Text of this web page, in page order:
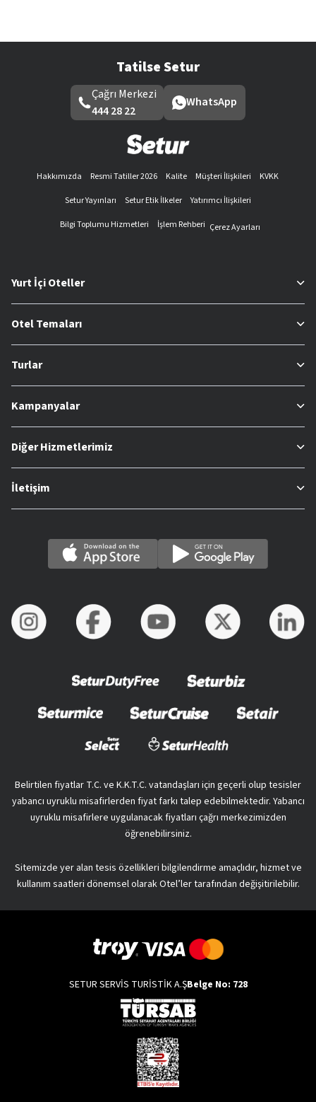
Tatilse Setur
Çağrı Merkezi
444 28 22
WhatsApp
Hakkımızda Resmi Tatiller 2026 Kalite Müşteri İlişkileri
KVKK
Setur Yayınları
Setur Etik İlkeler
Yatırımcı İlişkileri
Bilgi Toplumu Hizmetleri
İşlem Rehberi Çerez Ayarları
Yurt İçi Oteller
Otel Temaları
Turlar
Kampanyalar
Diğer Hizmetlerimiz
İletişim
Belirtilen fiyatlar T.C. ve K.K.T.C. vatandaşları için geçerli olup tesisler
yabancı uyruklu misafirlerden fiyat farkı talep edebilmektedir. Yabancı
uyruklu misafirlere uygulanacak fiyatları çağrı merkezimizden
öğrenebilirsiniz.
Sitemizde yer alan tesis özellikleri bilgilendirme amaçlıdır, hizmet ve
kullanım saatleri dönemsel olarak Otel’ler tarafından değişitirilebilir.
SETUR SERVİS TURİSTİK A.ŞBelge No: 728